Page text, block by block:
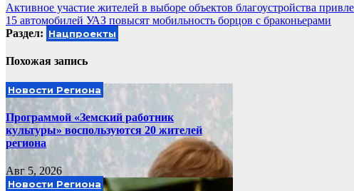
Навигация
по
Активное участие жителей в выборе объектов благоустройства
15 автомобилей УАЗ повысят мобильность борцов с браконьерами
Раздел: Нацпроекты
Похожая запись
Новости Региона
Программой «Земский работник
культуры» воспользуются 20 жителей
региона
Авг 5, 2026
Новости Региона